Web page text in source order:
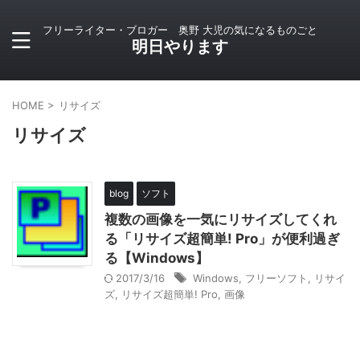
フリーライター・ブロガー 奥野 大児の気になるものごと
明日やります
HOME > リサイズ
リサイズ
blog ソフト
複数の画像を一気にリサイズしてくれ
る「リサイズ超簡単! Pro」が便利過ぎ
る【Windows】
2017/3/16 Windows フリーソフト
リサイ
ズ
リサイズ超簡単! Pro 画像